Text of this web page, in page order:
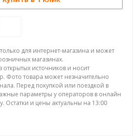
для интернет-магазина и может
магазинах.
открытых источников и носит
Фото товара может незначительно
Перед покупкой или поездкой в
параметры у операторов в онлайн
Остатки и цены актуальны на 13:00